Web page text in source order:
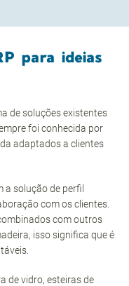
para ideias
de soluções existentes
foi conhecida por
adaptados a clientes
a solução de perfil
com os clientes.
com outros
isso significa que é
de vidro, esteiras de